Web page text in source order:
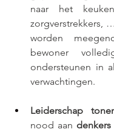
naar het
zorgverstrekkers,
worden
bewoner
ondersteunen in
verwachtingen.
Leiderschap
nood aan